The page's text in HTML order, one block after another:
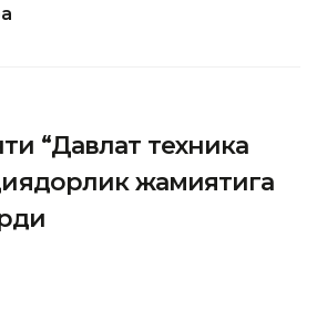
“Давлат техника
жамиятига